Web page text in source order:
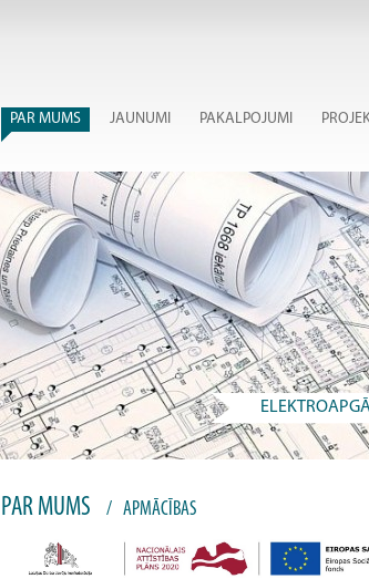
PAR MUMS JAUNUMI PAKALPOJUMI
PAR MUMS / APMĀCĪBAS